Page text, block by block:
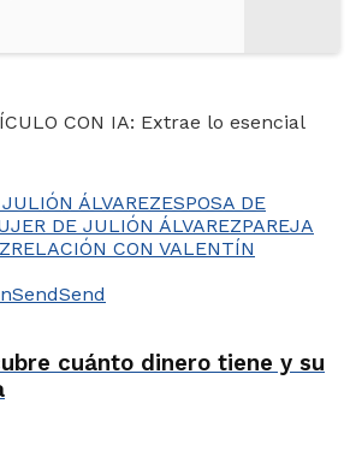
CON IA: Extrae lo esencial
ÁLVAREZESPOSA DE
DE JULIÓN ÁLVAREZPAREJA
RELACIÓN CON VALENTÍN
SendSend
cuánto dinero tiene y su